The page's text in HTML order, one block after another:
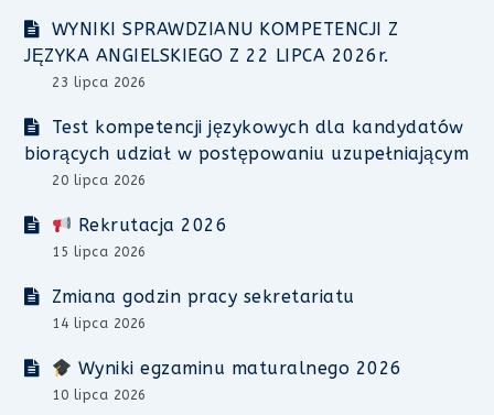
WYNIKI SPRAWDZIANU KOMPETENCJI Z
JĘZYKA ANGIELSKIEGO Z 22 LIPCA 2026r.
23 lipca 2026
Test kompetencji językowych dla kandydatów
biorących udział w postępowaniu uzupełniającym
20 lipca 2026
Rekrutacja 2026
15 lipca 2026
Zmiana godzin pracy sekretariatu
14 lipca 2026
Wyniki egzaminu maturalnego 2026
10 lipca 2026